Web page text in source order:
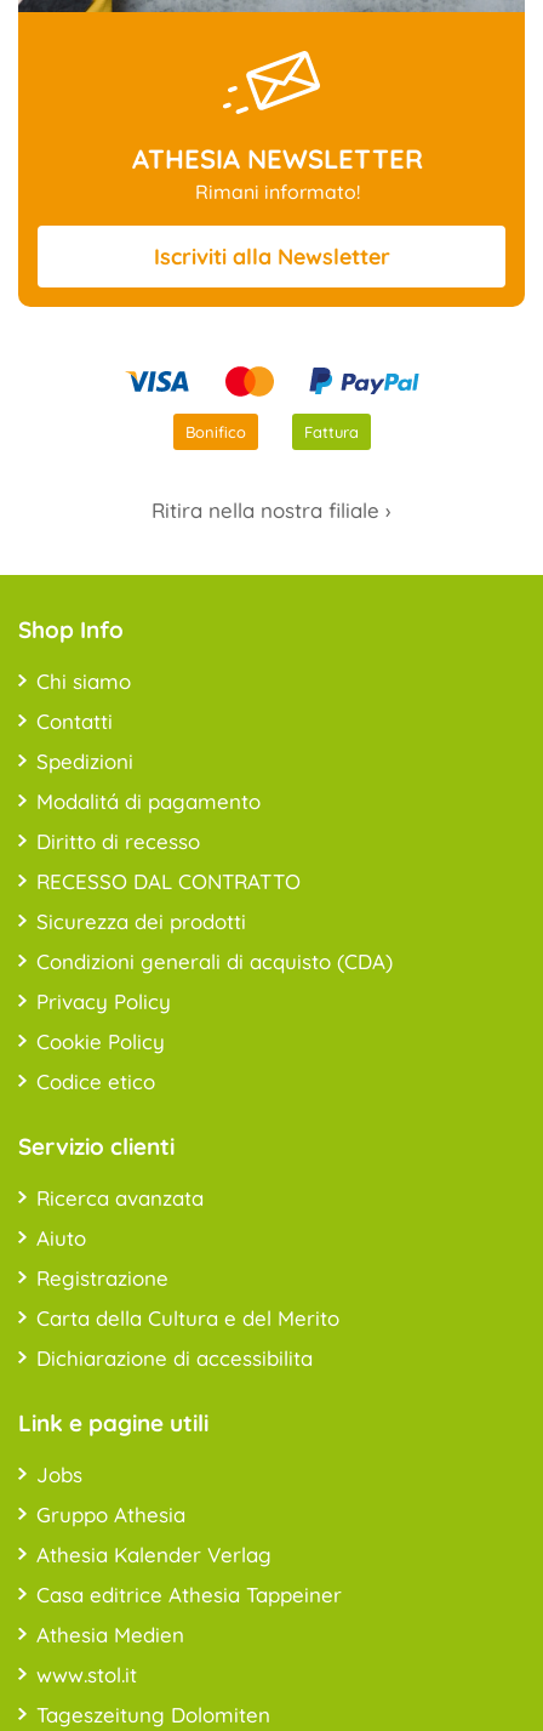
ATHESIA NEWSLETTER
Rimani informato!
Iscrivitialla Newsletter
Bonifico Fattura
Ritira nella nostra filiale ›
Shop Info
Chi siamo
Contatti
Spedizioni
Modalitá di pagamento
Diritto di recesso
RECESSO DAL CONTRATTO
Sicurezza dei prodotti
Condizioni generali di acquisto (CDA)
Privacy Policy
Cookie Policy
Codice etico
Servizio clienti
Ricerca avanzata
Aiuto
Registrazione
Carta della Cultura e del Merito
Dichiarazione di accessibilita
Link e pagine utili
Jobs
Gruppo Athesia
Athesia Kalender Verlag
Casa editrice Athesia Tappeiner
Athesia Medien
www.stol.it
Tageszeitung Dolomiten